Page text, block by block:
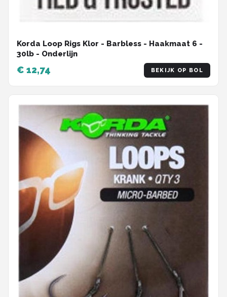
Korda Loop Rigs Klor - Barbless - Haakmaat 6 -
30lb - Onderlijn
€ 12,74 BEKIJK OP BOL